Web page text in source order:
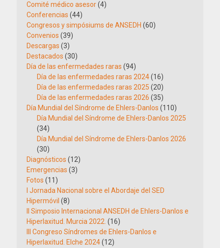
Comité médico asesor(4)
Conferencias (44)
Congresos y simpósiums de ANSEDH (60)
Convenios (39)
Descargas (3)
Destacados (30)
Día de las enfermedades raras (94)
Día de las enfermedades raras 2024(16)
Día de las enfermedades raras 2025 (20)
Día de las enfermedades raras 2026 (35)
Día Mundial del Síndrome de Ehlers-Danlos (110)
Día Mundial del Síndrome de Ehlers-Danlos 2025
(34)
Día Mundial del Síndrome de Ehlers-Danlos 2026
(30)
Diagnósticos (12)
Emergencias (3)
Fotos (11)
I Jornada Nacional sobre el Abordaje del SED
Hipermóvil (8)
II Simposio Internacional ANSEDH de Ehlers-Danlos e
Hiperlaxitud. Murcia 2022. (16)
III Congreso Síndromes de Ehlers-Danlos e
Hiperlaxitud. Elche 2024(12)